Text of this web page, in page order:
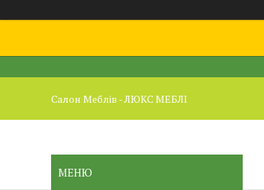
Салон Меблів - ЛЮКС МЕБЛІ